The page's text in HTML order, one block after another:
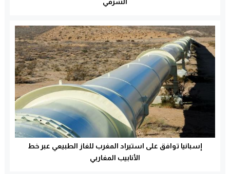
إسبانيا توافق على استيراد المغرب للغاز الطبيعي عبر خط
الأنابيب المغاربي